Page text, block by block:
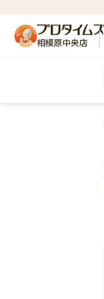
相模原中央店